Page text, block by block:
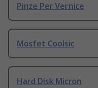
Pinze Per Vernice
Mosfet Coolsic
Hard Disk Micron